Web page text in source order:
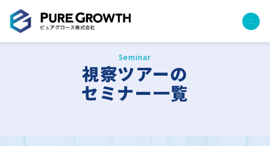
サービス
経営コンサルティング
PGハウス（住宅フランチャイズ）
採用チャンネル作成
Seminar
視察ツアーの
セミナー一覧